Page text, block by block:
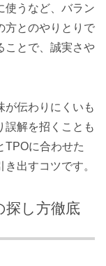
使うなど、バラン
方とのやりとりで
ことで、誠実さや
が伝わりにくいも
誤解を招くことも
TPOに合わせた
出すコツです。
探し方徹底